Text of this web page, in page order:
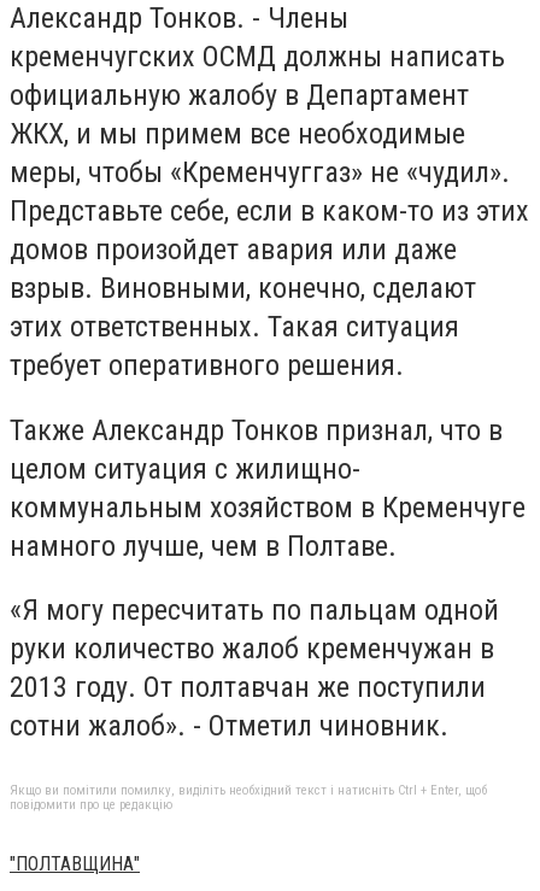
Александр Тонков. - Члены
кременчугских ОСМД должны написать
официальную жалобу в Департамент
ЖКХ, и мы примем все необходимые
меры, чтобы «Кременчуггаз» не «чудил».
Представьте себе, если в каком-то из этих
домов произойдет авария или даже
взрыв. Виновными, конечно, сделают
этих ответственных. Такая ситуация
требует оперативного решения.
Также Александр Тонков признал, что в
целом ситуация с жилищно-
коммунальным хозяйством в Кременчуге
намного лучше, чем в Полтаве.
«Я могу пересчитать по пальцам одной
руки количество жалоб кременчужан в
2013 году. От полтавчан же поступили
сотни жалоб». - Отметил чиновник.
Якщо ви помітили помилку, виділіть необхідний текст і натисніть Ctrl + Enter, щоб
повідомити про це редакцію
"ПОЛТАВЩИНА"